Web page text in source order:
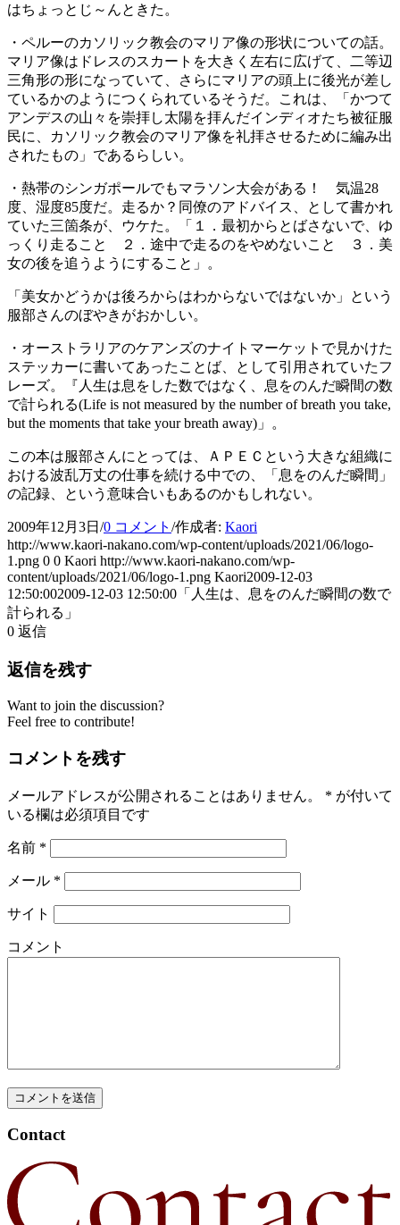
はちょっとじ～んときた。
・ペルーのカソリック教会のマリア像の形状についての話。
マリア像はドレスのスカートを大きく左右に広げて、二等辺
三角形の形になっていて、さらにマリアの頭上に後光が差し
ているかのようにつくられているそうだ。これは、「かつて
アンデスの山々を崇拝し太陽を拝んだインディオたち被征服
民に、カソリック教会のマリア像を礼拝させるために編み出
されたもの」であるらしい。
・熱帯のシンガポールでもマラソン大会がある！ 気温28
度、湿度85度だ。走るか？同僚のアドバイス、として書かれ
ていた三箇条が、ウケた。「１．最初からとばさないで、ゆ
っくり走ること ２．途中で走るのをやめないこと ３．美
女の後を追うようにすること」。
「美女かどうかは後ろからはわからないではないか」という
服部さんのぼやきがおかしい。
・オーストラリアのケアンズのナイトマーケットで見かけた
ステッカーに書いてあったことば、として引用されていたフ
レーズ。『人生は息をした数ではなく、息をのんだ瞬間の数
で計られる(Life is not measured by the number of breath you take,
but the moments that take your breath away)」。
この本は服部さんにとっては、ＡＰＥＣという大きな組織に
おける波乱万丈の仕事を続ける中での、「息をのんだ瞬間」
の記録、という意味合いもあるのかもしれない。
2009年12月3日 /0 コメント /作成者: Kaori
http://www.kaori-nakano.com/wp-content/uploads/2021/06/logo-
1.png 0 0 Kaori http://www.kaori-nakano.com/wp-
content/uploads/2021/06/logo-1.png Kaori2009-12-03
12:50:002009-12-03 12:50:00 「人生は、息をのんだ瞬間の数で
計られる」
0 返信
返信を残す
Want to join the discussion?
Feel free to contribute!
コメントを残す
メールアドレスが公開されることはありません。 * が付いて
いる欄は必須項目です
名前 *
メール *
サイト
コメント
Contact